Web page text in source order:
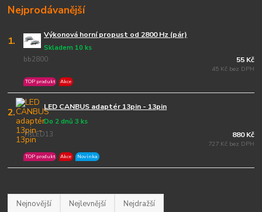
Nejprodávanější
1. Výkonová horní propust od 2800 Hz (pár)
bb2800
Skladem 10 ks
TOP produkt Akce
55 Kč
45 Kč bez DPH
2. LED CANBUS adaptér 13pin - 13pin
TRLED13
Do 2 dnů 3 ks
TOP produkt Akce Novinka
880 Kč
727 Kč bez DPH
Nejnovější Nejlevnější Nejdražší